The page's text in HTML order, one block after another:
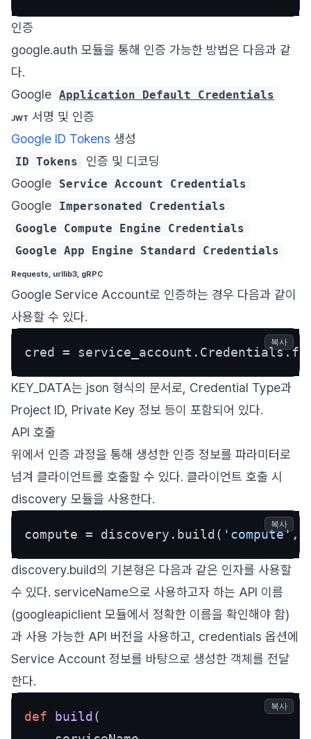
인증
google.auth 모듈을 통해 인증 가능한 방법은 다음과 같
다.
Google Application Default Credentials
JWT 서명 및 인증
Google ID Tokens 생성
ID Tokens
인증 및 디코딩
Google
Service Account Credentials
Google
Impersonated Credentials
Google Compute Engine Credentials
Google App Engine Standard Credentials
Requests, urllib3, gRPC
Google Service Account로 인증하는 경우 다음과 같이
사용할 수 있다.
복사
KEY_DATA는 json 형식의 문서로, Credential Type과
Project ID, Private Key 정보 등이 포함되어 있다.
API 호출
위에서 인증 과정을 통해 생성한 인증 정보를 파라미터로
넘겨 클라이언트를 호출할 수 있다. 클라이언트 호출 시
discovery 모듈을 사용한다.
compute = discovery.build( 'compute',
복사
discovery.build의 기본형은 다음과 같은 인자를 사용할
수 있다. serviceName으로 사용하고자 하는 API 이름
(googleapiclient 모듈에서 정확한 이름을 확인해야 함)
과 사용 가능한 API 버전을 사용하고, credentials 옵션에
Service Account 정보를 바탕으로 생성한 객체를 전달
한다.
def build (
복사